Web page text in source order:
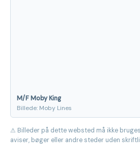
M/F Moby King
Billede: Moby Lines
⚠ Billeder på dette websted må ikke
aviser, bøger eller andre steder uden